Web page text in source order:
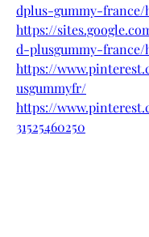
dplus-gummy-france/
https://
d-plusgummy-france/
https://
usgummyfr/
https://
31525460250